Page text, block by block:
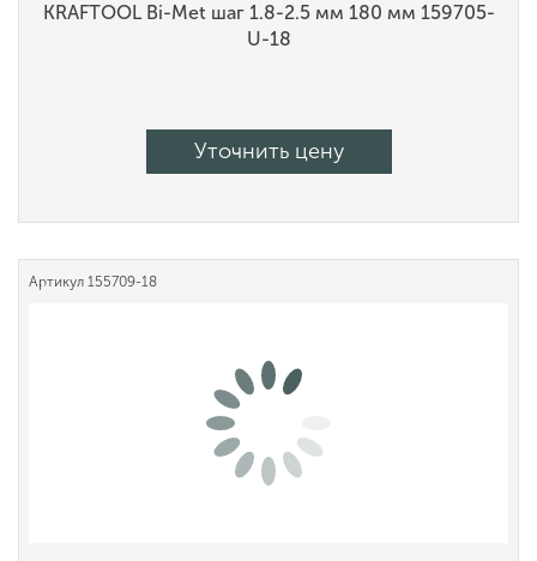
KRAFTOOL Bi-Met шаг 1.8-2.5 мм 180 мм 159705-
U-18
Уточнить цену
Артикул 155709-18